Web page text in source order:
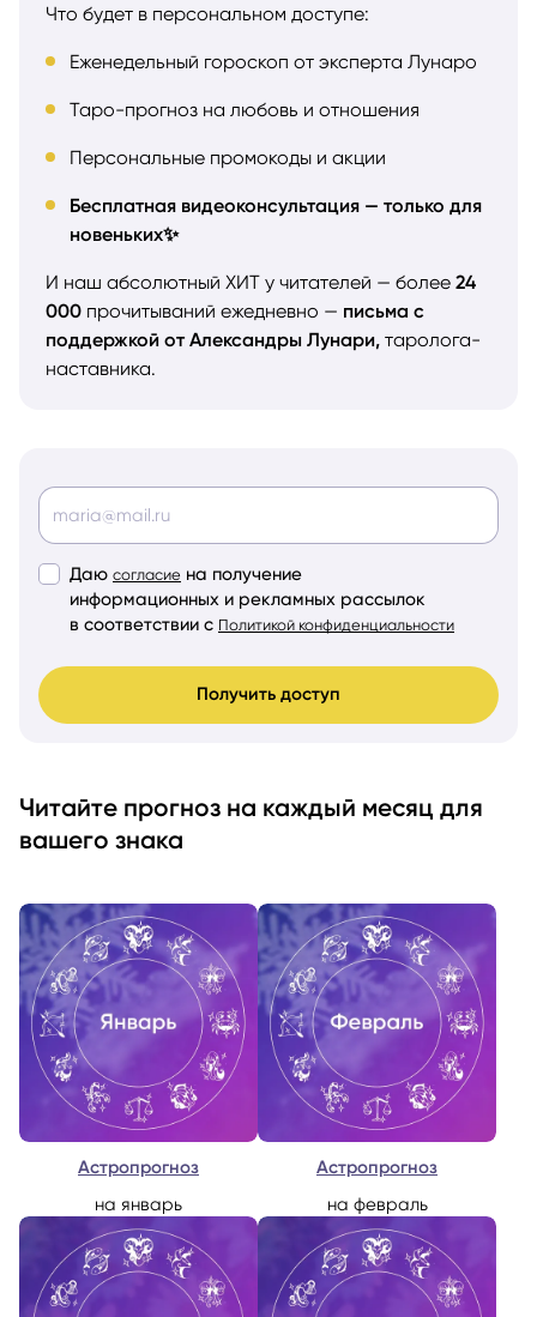
Что будет в персональном доступе:
Еженедельный гороскоп от эксперта Лунаро
Таро-прогноз на любовь и отношения
Персональные промокоды и акции
Бесплатная видеоконсультация — только для
новеньких✨
И наш абсолютный ХИТ у читателей — более 24
000 прочитываний ежедневно — письма с
поддержкой от Александры Лунари, таролога-
наставника.
Даю согласие на получение
информационных и рекламных рассылок
в соответствии с Политикой конфиденциальности
Получить доступ
Читайте прогноз на каждый месяц для
вашего знака
Астропрогноз
на январь
Астропрогноз
на февраль